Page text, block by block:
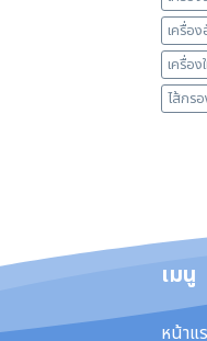
เครื่อ
เครื่อ
ไส้กร
เมนู
หน้าแ